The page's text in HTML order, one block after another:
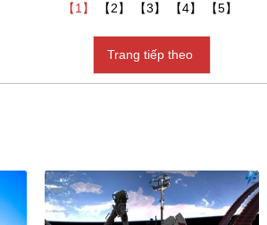
【1】 【2】 【3】 【4】 【5】
Trang tiếp theo